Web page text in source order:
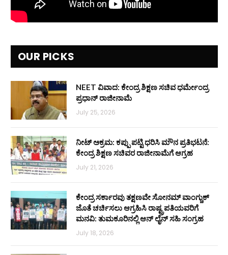
OUR PICKS
NEET ವಿವಾದ: ಕೇಂದ್ರ ಶಿಕ್ಷಣ ಸಚಿವ ಧರ್ಮೇಂದ್ರ
ಪ್ರಧಾನ್ ರಾಜೀನಾಮೆ
July 25, 2026
ನೀಟ್ ಅಕ್ರಮ: ಕಪ್ಪು ಪಟ್ಟಿ ಧರಿಸಿ ಮೌನ ಪ್ರತಿಭಟನೆ:
ಕೇಂದ್ರ ಶಿಕ್ಷಣ ಸಚಿವರ ರಾಜೀನಾಮೆಗೆ ಆಗ್ರಹ
July 21, 2026
ಕೇಂದ್ರ ಸರ್ಕಾರವು ತಕ್ಷಣವೇ ಸೋನಮ್ ವಾಂಗ್ಚುಕ್
ಜೊತೆ ಚರ್ಚಿಸಲು ಆಗ್ರಹಿಸಿ ರಾಷ್ಟ್ರಪತಿಯವರಿಗೆ
ಮನವಿ: ತುಮಕೂರಿನಲ್ಲಿ ಆನ್‌ ಲೈನ್ ಸಹಿ ಸಂಗ್ರಹ
July 18, 2026